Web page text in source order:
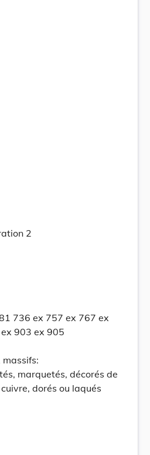
2
736 ex 757 ex 767 ex
903 ex 905
massifs:
marquetés, décorés de
dorés ou laqués